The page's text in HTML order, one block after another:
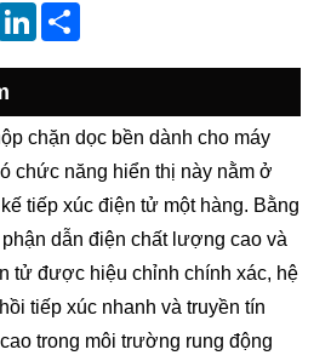
LinkedIn
chặn dọc bền dành cho máy
chức năng hiển thị này nằm ở
tiếp xúc điện tử một hàng. Bằng
dẫn điện chất lượng cao và
tử được hiệu chỉnh chính xác, hệ
tiếp xúc nhanh và truyền tín
trong môi trường rung động